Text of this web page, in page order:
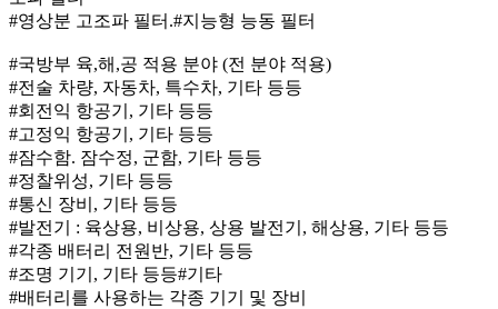
#영상분 고조파 필터.#지능형 능동 필터
#국방부 육,해,공 적용 분야 (전 분야 적용)
#전술 차량, 자동차, 특수차, 기타 등등
#회전익 항공기, 기타 등등
#고정익 항공기, 기타 등등
#잠수함. 잠수정, 군함, 기타 등등
#정찰위성, 기타 등등
#통신 장비, 기타 등등
#발전기 : 육상용, 비상용, 상용 발전기, 해상용, 기타 등등
#각종 배터리 전원반, 기타 등등
#조명 기기, 기타 등등#기타
#배터리를 사용하는 각종 기기 및 장비